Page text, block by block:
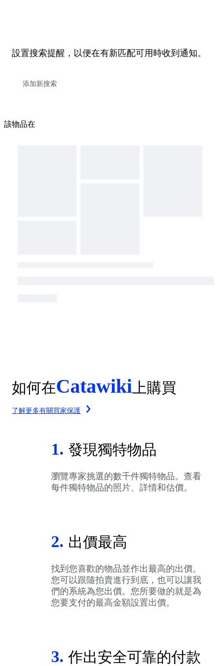
設置搜索提醒，以便在有新匹配可用時收到通知。
該物品在
如何在Catawiki 上購買
了解更多有關買家保護
1. 發現獨特物品
瀏覽專家挑選的數千件獨特物品。查看
每件獨特物品的照片、詳情和估價。
2. 出價最高
找到您喜歡的物品並作出最高的出價。
您可以跟隨拍賣進行到底，也可以讓我
們的系統為您出價。您所要做的就是為
您要支付的最高金額設置出價。
3. 作出安全可靠的付款